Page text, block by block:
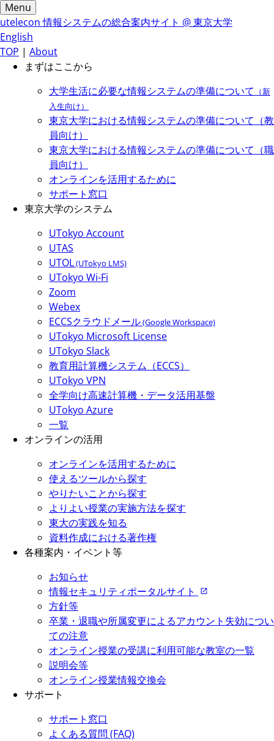
Menu
utelecon 情報システムの総合案内サイト @ 東京大学
English
TOP | About
まずはここから
大学生活に必要な情報システムの準備について （新
入生向け）
東京大学における情報システムの準備について（教
員向け）
東京大学における情報システムの準備について（職
員向け）
オンラインを活用するために
サポート窓口
東京大学のシステム
UTokyo Account
UTAS
UTOL(UTokyo LMS)
UTokyo Wi-Fi
Zoom
Webex
ECCSクラウドメール(Google Workspace)
UTokyo Microsoft License
UTokyo Slack
教育用計算機システム（ECCS）
UTokyo VPN
全学向け高速計算機・データ活用基盤
UTokyo Azure
一覧
オンラインの活用
オンラインを活用するために
使えるツールから探す
やりたいことから探す
よりよい授業の実施方法を探す
東大の実践を知る
資料作成における著作権
各種案内・イベント等
お知らせ
情報セキュリティポータルサイト
方針等
卒業・退職や所属変更によるアカウント失効につい
ての注意
オンライン授業の受講に利用可能な教室の一覧
説明会等
オンライン授業情報交換会
サポート
サポート窓口
よくある質問 (FAQ)